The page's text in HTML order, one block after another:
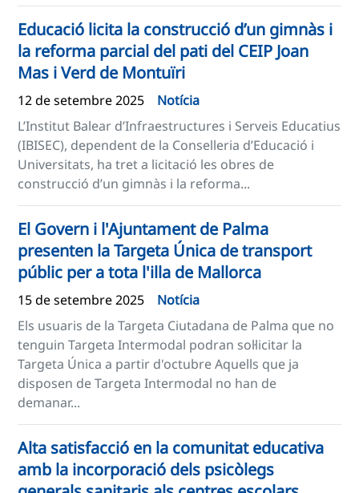
Educació licita la construcció d’un gimnàs i
la reforma parcial del pati del CEIP Joan
Mas i Verd de Montuïri
12 de setembre 2025
Notícia
L’Institut Balear d’Infraestructures i Serveis Educatius
(IBISEC), dependent de la Conselleria d’Educació i
Universitats, ha tret a licitació les obres de
construcció d’un gimnàs i la reforma...
El Govern i l'Ajuntament de Palma
presenten la Targeta Única de transport
públic per a tota l'illa de Mallorca
15 de setembre 2025
Notícia
Els usuaris de la Targeta Ciutadana de Palma que no
tenguin Targeta Intermodal podran sol·licitar la
Targeta Única a partir d'octubre Aquells que ja
disposen de Targeta Intermodal no han de
demanar...
Alta satisfacció en la comunitat educativa
amb la incorporació dels psicòlegs